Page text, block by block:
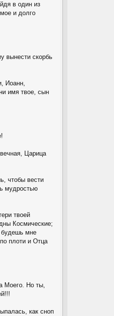
в один из
и долго
вынести скорбь
Иоанн,
имя твое, сын
Царица
чтобы вести
мудростью
твоей
Космические;
будешь мне
плоти и Отца
Моего. Но ты,
как сноп